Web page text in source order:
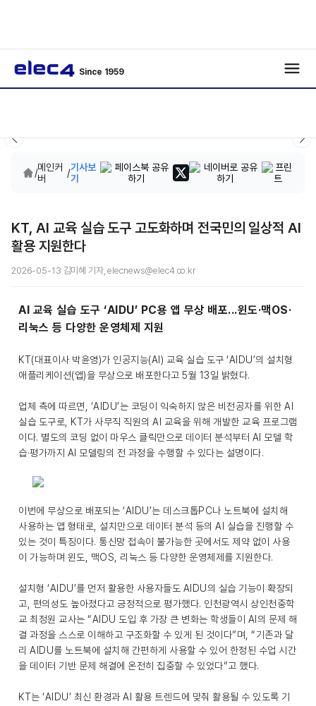
Since 1959
/메인커
버
/기사보
기
KT, AI 교육 실습 도구 고도화하며 전국민의 일상적 AI
활용 지원한다
2026-05-13 김미혜 기자, elecnews@elec4.co.kr
AI 교육 실습 도구 ‘AIDU’ PC용 앱 무상 배포...윈도·맥OS·
리눅스 등 다양한 운영체제 지원
KT(대표이사 박윤영)가 인공지능(AI) 교육 실습 도구 ‘AIDU’의 설치형
애플리케이션(앱)을 무상으로 배포한다고 5월 13일 밝혔다.
업체 측에 따르면, ‘AIDU’는 코딩이 익숙하지 않은 비전공자를 위한 AI
실습 도구로, KT가 사무직 직원의 AI 교육을 위해 개발한 교육 프로그램
이다. 별도의 코딩 없이 마우스 클릭만으로 데이터 분석부터 AI 모델 학
습·평가까지 AI 모델링의 전 과정을 수행할 수 있다는 설명이다.
이번에 무상으로 배포되는 ‘AIDU’는 데스크톱PC나 노트북에 설치해
사용하는 앱 형태로, 설치만으로 데이터 분석 등의 AI 실습을 진행할 수
있는 것이 특징이다. 통신망 접속이 불가능한 곳에서도 제약 없이 사용
이 가능하며 윈도, 맥OS, 리눅스 등 다양한 운영체제를 지원한다.
설치형 ‘AIDU’를 먼저 활용한 사용자들도 AIDU의 실습 기능이 확장되
고, 편의성도 높아졌다고 긍정적으로 평가했다. 인천광역시 상인천중학
교 최정원 교사는 “AIDU 도입 후 가장 큰 변화는 학생들이 AI의 문제 해
결 과정을 스스로 이해하고 구조화할 수 있게 된 것이다”며, “기존과 달
리 AIDU를 노트북에 설치해 간편하게 사용할 수 있어 한정된 수업 시간
을 데이터 기반 문제 해결에 온전히 집중할 수 있었다”고 했다.
KT는 ‘AIDU’ 최신 환경과 AI 활용 트렌드에 맞춰 활용될 수 있도록 기